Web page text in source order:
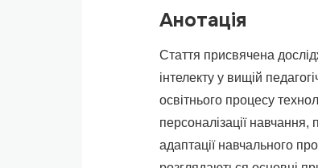
Анотація
Стаття присвячена
інтелекту у вищій
освітнього процесу
персоналізації
адаптації навчального